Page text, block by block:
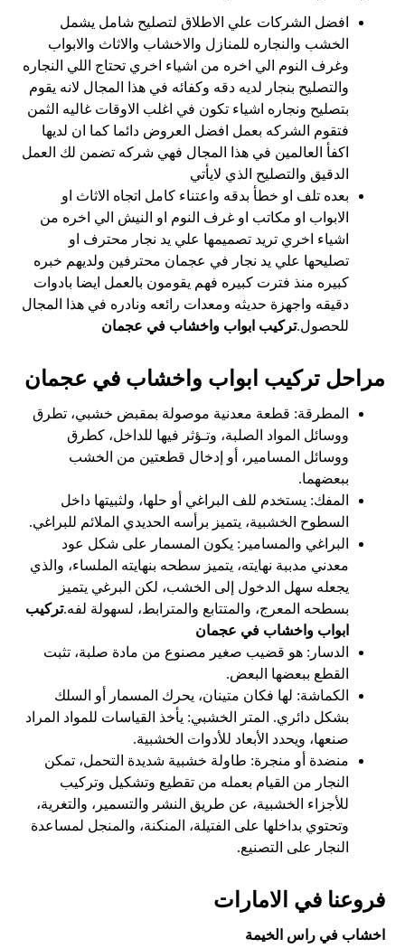
افضل الشركات علي الاطلاق لتصليح شامل يشمل
الخشب والنجاره للمنازل والاخشاب والاثاث والابواب
وغرف النوم الي اخره من اشياء اخري تحتاج اللي النجاره
والتصليح بنجار لديه دقه وكفائه في هذا المجال لانه يقوم
بتصليح ونجاره اشياء تكون في اغلب الاوقات غاليه الثمن
فتقوم الشركه بعمل افضل العروض دائما كما ان لديها
اكفأ العالمين في هذا المجال فهي شركه تضمن لك العمل
الدقيق والتصليح الذي لايأتي
بعده تلف او خطأ بدقه واعتناء كامل اتجاه الاثاث او
الابواب او مكاتب او غرف النوم او النيش الي اخره من
اشياء اخري تريد تصميمها علي يد نجار محترف او
تصليحها علي يد نجار في عجمان محترفين ولديهم خبره
كبيره منذ فترت كبيره فهم يقومون بالعمل ايضا بادوات
دقيقه واجهزة حديثه ومعدات رائعه ونادره في هذا المجال
للحصول.تركيب ابواب واخشاب في عجمان
مراحل تركيب ابواب واخشاب في عجمان
المطرقة: قطعة معدنية موصولة بمقبض خشبي، تطرق
ووسائل المواد الصلبة، وتـؤثر فيها للداخل، كطرق
ووسائل المسامير، أو إدخال قطعتين من الخشب
ببعضهما.
المفك: يستخدم للف البراغي أو حلها، ولثبيتها داخل
السطوح الخشبية، يتميز برأسه الحديدي الملائم للبراغي.
البراغي والمسامير: يكون المسمار على شكل عود
معدني مدببة نهايته، يتميز سطحه بنهايته الملساء، والذي
يجعله سهل الدخول إلى الخشب، لكن البرغي يتميز
بسطحه المعرج، والمتتابع والمترابط، لسهولة لفه.تركيب
ابواب واخشاب في عجمان
الدسار: هو قضيب صغير مصنوع من مادة صلبة، تثبت
القطع ببعضها البعض.
الكماشة: لها فكان متينان، يحرك المسمار أو السلك
بشكل دائري. المتر الخشبي: يأخذ القياسات للمواد المراد
صنعها، ويحدد الأبعاد للأدوات الخشبية.
منضدة أو منجرة: طاولة خشبية شديدة التحمل، تمكن
النجار من القيام بعمله من تقطيع وتشكيل وتركيب
للأجزاء الخشبية، عن طريق النشر والتسمير، والتغرية،
وتحتوي بداخلها على الفتيلة، المنكنة، والمنجل لمساعدة
النجار على التصنيع.
فروعنا في الامارات
اخشاب في راس الخيمة